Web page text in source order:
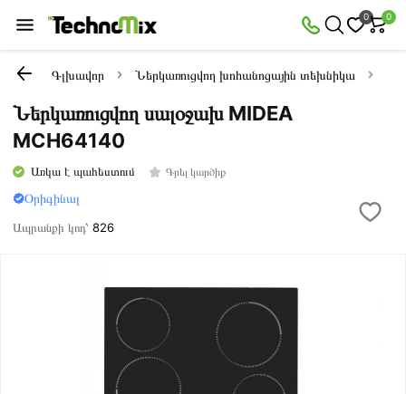
0 0
Գլխավոր Ներկառուցվող խոհանոցային տեխնիկա
Ներկառուցվող սալօջախ MIDEA
MCH64140
Առկա է պահեստում Գրել կարծիք
Օրիգինալ
Ապրանքի կոդ՝826